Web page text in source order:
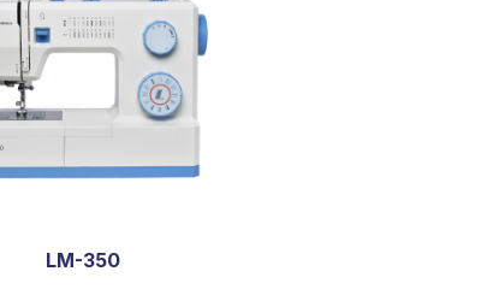
LM-350